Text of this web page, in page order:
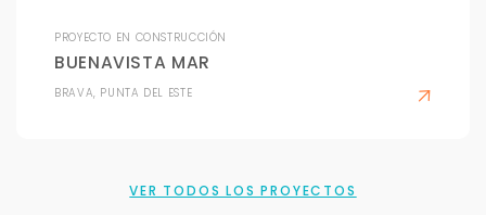
PROYECTO EN CONSTRUCCIÓN
BUENAVISTA MAR
BRAVA, PUNTA DEL ESTE
VER TODOS LOS PROYECTOS
Tu WhatsApp *